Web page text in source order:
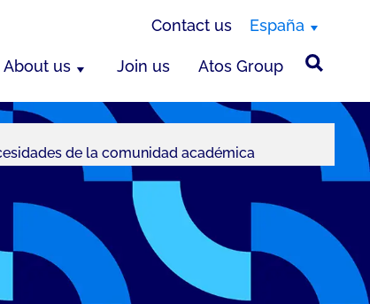
Contact us España
About us Join us Atos Group
de la comunidad académica